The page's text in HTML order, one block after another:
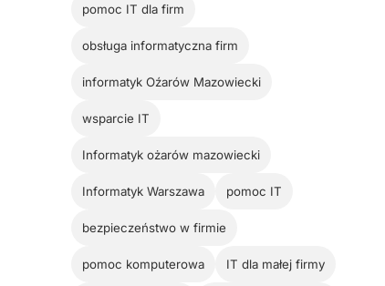
pomoc IT dla firm
obsługa informatyczna firm
informatyk Oźarów Mazowiecki
wsparcie IT
Informatyk ożarów mazowiecki
Informatyk Warszawa pomoc IT
bezpieczeństwo w firmie
pomoc komputerowa IT dla małej firmy